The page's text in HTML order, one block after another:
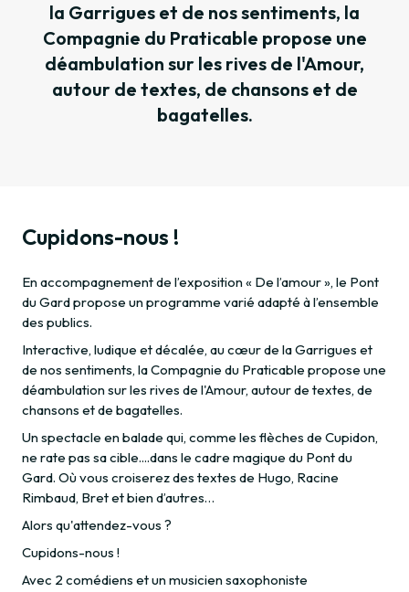
la Garrigues et de nos sentiments, la
Compagnie du Praticable propose une
déambulation sur les rives de l'Amour,
autour de textes, de chansons et de
bagatelles.
Cupidons-nous !
En accompagnement de l’exposition « De l’amour », le Pont
du Gard propose un programme varié adapté à l’ensemble
des publics.
Interactive, ludique et décalée, au cœur de la Garrigues et
de nos sentiments, la Compagnie du Praticable propose une
déambulation sur les rives de l'Amour, autour de textes, de
chansons et de bagatelles.
Un spectacle en balade qui, comme les flèches de Cupidon,
ne rate pas sa cible....dans le cadre magique du Pont du
Gard. Où vous croiserez des textes de Hugo, Racine
Rimbaud, Bret et bien d’autres…
Alors qu'attendez-vous ?
Cupidons-nous !
Avec 2 comédiens et un musicien saxophoniste